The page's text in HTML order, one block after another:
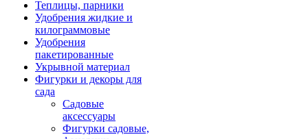
Теплицы, парники
Удобрения жидкие и
килограммовые
Удобрения
пакетированные
Укрывной материал
Фигурки и декоры для
сада
Садовые
аксессуары
Фигурки садовые,